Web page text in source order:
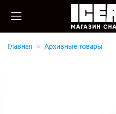
Главная Архивные товары